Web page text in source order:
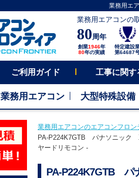
業務用エ
業務用エアコンの
80周年
創業1946年
80年の実績
特定建設
第64687
ご利用ガイド 工事に関す
業務用エアコン 大型特殊設備
業務用エアコンのエアコンフロン
PA-P224K7GTB パナソニック
ヤードリモコン -
PA-P224K7GTB パ